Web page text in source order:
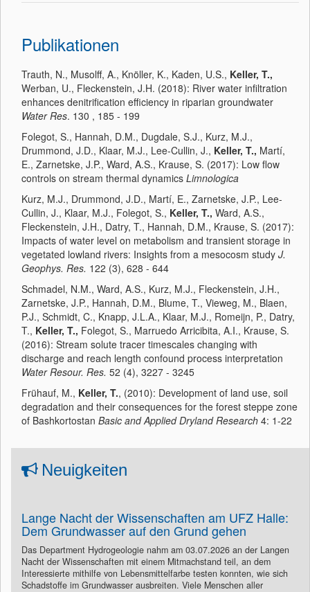
Publikationen
Trauth, N., Musolff, A., Knöller, K., Kaden, U.S., Keller, T.,
Werban, U., Fleckenstein, J.H. (2018): River water infiltration
enhances denitrification efficiency in riparian groundwater
Water Res. 130 , 185 - 199
Folegot, S., Hannah, D.M., Dugdale, S.J., Kurz, M.J.,
Drummond, J.D., Klaar, M.J., Lee-Cullin, J., Keller, T., Martí,
E., Zarnetske, J.P., Ward, A.S., Krause, S. (2017): Low flow
controls on stream thermal dynamics Limnologica
Kurz, M.J., Drummond, J.D., Martí, E., Zarnetske, J.P., Lee-
Cullin, J., Klaar, M.J., Folegot, S., Keller, T., Ward, A.S.,
Fleckenstein, J.H., Datry, T., Hannah, D.M., Krause, S. (2017):
Impacts of water level on metabolism and transient storage in
vegetated lowland rivers: Insights from a mesocosm study J.
Geophys. Res. 122 (3), 628 - 644
Schmadel, N.M., Ward, A.S., Kurz, M.J., Fleckenstein, J.H.,
Zarnetske, J.P., Hannah, D.M., Blume, T., Vieweg, M., Blaen,
P.J., Schmidt, C., Knapp, J.L.A., Klaar, M.J., Romeijn, P., Datry,
T., Keller, T., Folegot, S., Marruedo Arricibita, A.I., Krause, S.
(2016): Stream solute tracer timescales changing with
discharge and reach length confound process interpretation
Water Resour. Res. 52 (4), 3227 - 3245
Frühauf, M., Keller, T., (2010): Development of land use, soil
degradation and their consequences for the forest steppe zone
of Bashkortostan Basic and Applied Dryland Research 4: 1-22
Neuigkeiten
Lange Nacht der Wissenschaften am UFZ Halle:
Dem Grundwasser auf den Grund gehen
Das Department Hydrogeologie nahm am 03.07.2026 an der Langen
Nacht der Wissenschaften mit einem Mitmachstand teil, an dem
Interessierte mithilfe von Lebensmittelfarbe testen konnten, wie sich
Schadstoffe im Grundwasser ausbreiten. Viele Menschen aller